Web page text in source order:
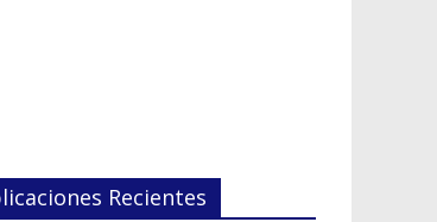
Recientes